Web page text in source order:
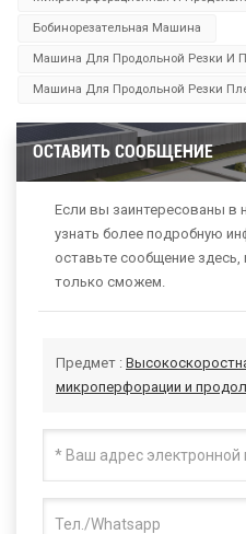
Бобинорезательная Машина
Машина Для Продольной Резки И
Машина Для Продольной Резки
ОСТАВИТЬ СООБЩЕНИЕ
Если вы заинтересованы в
узнать более подробную
оставьте сообщение
только сможем.
Предмет :
микроперфорации и